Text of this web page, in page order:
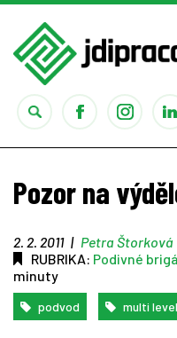
Studium
Rady
Pozor na
2. 2. 2011 | Petra Štorková
RUBRIKA: Podivné
minuty
podvod multi